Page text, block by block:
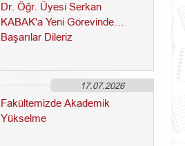
Dr. Öğr. Üyesi Serkan
KABAK'a Yeni Görevinde
Başarılar Dileriz
17.07.2026
Fakültemizde Akademik
Yükselme